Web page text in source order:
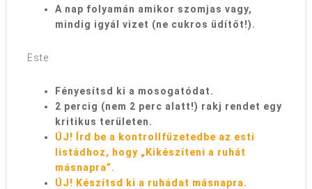
A nap folyamán amikor szomjas vagy,
mindig igyál vizet (ne cukros üdítőt!).
Este
Fényesítsd ki a mosogatódat.
2 percig (nem 2 perc alatt!) rakj rendet egy
kritikus területen.
ÚJ! Írd be a kontrollfüzetedbe az esti
listádhoz, hogy „Kikészíteni a ruhát
másnapra”.
ÚJ! Készítsd ki a ruhádat másnapra.